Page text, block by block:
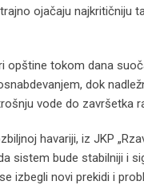
ojačaju najkritičniju
opštine tokom dana
dok
vode do završetka
havariji, iz JKP
sistem bude stabilniji i
izbegli novi prekidi i